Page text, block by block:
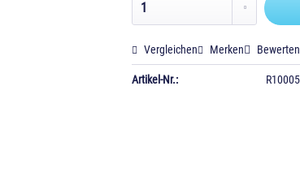
Vergleichen Merken Bewerten
Artikel-Nr.: R10005